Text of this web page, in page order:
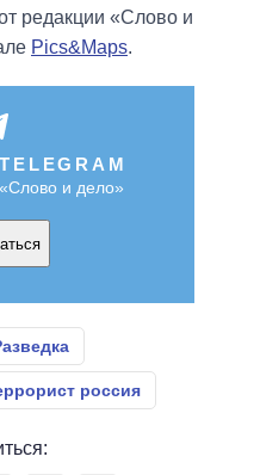
редакции «Слово и
Pics&Maps.
и дело»
россия